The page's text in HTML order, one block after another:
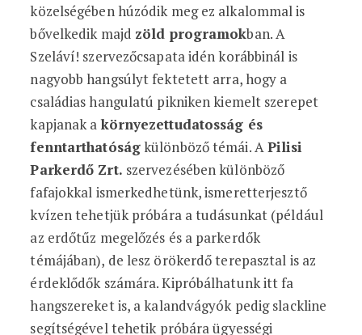
közelségében húzódik meg ez alkalommal is
bővelkedik majd zöld programokban. A
Szeláví! szervezőcsapata idén korábbinál is
nagyobb hangsúlyt fektetett arra, hogy a
családias hangulatú pikniken kiemelt szerepet
kapjanak akörnyezettudatosság és
fenntarthatóságkülönböző témái. APilisi
Parkerdő Zrt. szervezésében különböző
fafajokkal ismerkedhetünk, ismeretterjesztő
kvízen tehetjük próbára a tudásunkat (például
az erdőtűz megelőzés és a parkerdők
témájában), de lesz örökerdő terepasztal is az
érdeklődők számára. Kipróbálhatunk itt fa
hangszereket is, a kalandvágyók pedig slackline
segítségével tehetik próbára ügyességi